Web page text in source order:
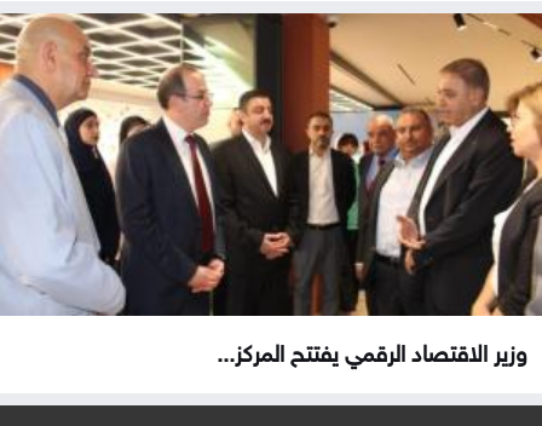
وزير الاقتصاد الرقمي يفتتح المركز...